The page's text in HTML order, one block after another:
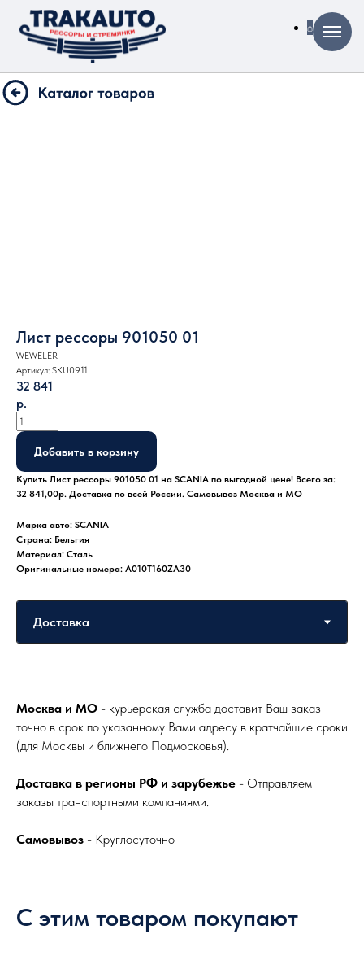
Лист рессоры 901050 01
WEWELER
Артикул: SKU0911
32 841
р.
Добавить в корзину
Купить Лист рессоры 901050 01 на SCANIA по выгодной цене! Всего за:
32 841,00р. Доставка по всей России. Самовывоз Москва и МО
Марка авто: SCANIA
Страна: Бельгия
Материал: Сталь
Оригинальные номера: A010T160ZA30
Москва и МО - курьерская служба доставит Ваш заказ
точно в срок по указанному Вами адресу в кратчайшие сроки
(для Москвы и ближнего Подмосковья).
Доставка в регионы РФ и зарубежье - Отправляем
заказы транспортными компаниями.
Самовывоз - Круглосуточно
С этим товаром покупают